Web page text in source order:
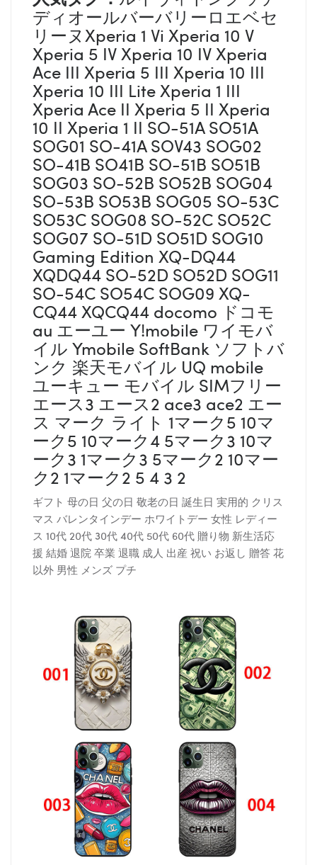
ディオールバーバリーロエベセ
リーヌXperia 1 Vi Xperia 10 V
Xperia 5 IV Xperia 10 IV Xperia
Ace III Xperia 5 III Xperia 10 III
Xperia 10 III Lite Xperia 1 III
Xperia Ace II Xperia 5 II Xperia
10 II Xperia 1 II SO-51A SO51A
SOG01 SO-41A SOV43 SOG02
SO-41B SO41B SO-51B SO51B
SOG03 SO-52B SO52B SOG04
SO-53B SO53B SOG05 SO-53C
SO53C SOG08 SO-52C SO52C
SOG07 SO-51D SO51D SOG10
Gaming Edition XQ-DQ44
XQDQ44 SO-52D SO52D SOG11
SO-54C SO54C SOG09 XQ-
CQ44 XQCQ44 docomo ドコモ
au エーユー Y!mobile ワイモバ
イル Ymobile SoftBank ソフトバ
ンク 楽天モバイル UQ mobile
ユーキュー モバイル SIMフリー
エース3 エース2 ace3 ace2 エー
ス マーク ライト 1マーク5 10マ
ーク5 10マーク4 5マーク3 10マ
ーク3 1マーク3 5マーク2 10マー
ク2 1マーク2 5 4 3 2
ギフト 母の日 父の日 敬老の日 誕生日 実用的 クリス
マス バレンタインデー ホワイトデー 女性 レディー
ス 10代 20代 30代 40代 50代 60代 贈り物 新生活応
援 結婚 退院 卒業 退職 成人 出産 祝い お返し 贈答 花
以外 男性 メンズ プチ